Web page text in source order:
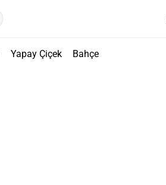
Yapay Çiçek Bahçe